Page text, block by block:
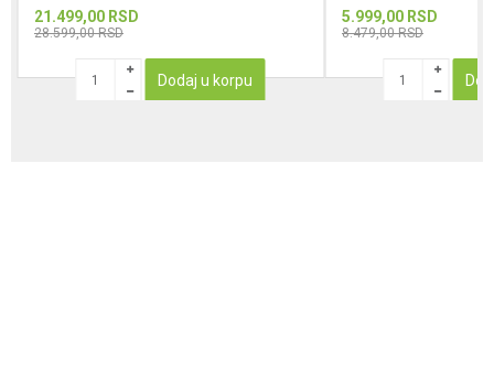
21.499,00 RSD
28.599,00RSD
Dodaj u korpu
5.999,00 RSD
8.479,00RSD